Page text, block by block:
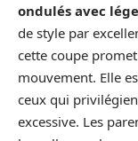
ondulés avec
de style par
cette coupe
mouvement. Elle
ceux qui
excessive. Les